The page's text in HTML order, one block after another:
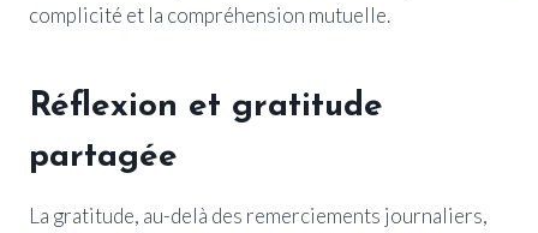
complicité et la compréhension mutuelle.
Réflexion et gratitude
partagée
La gratitude, au-delà des remerciements journaliers,